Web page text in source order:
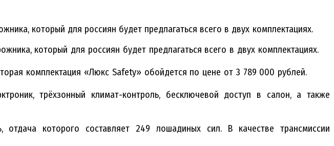
который для россиян будет предлагаться всего в двух комплектациях.
который для россиян будет предлагаться всего в двух комплектациях.
комплектация «Люкс Safety» обойдется по цене от 3 789 000 рублей.
трёхзонный климат-контроль, бесключевой доступ в салон, а также
которого составляет 249 лошадиных сил. В качестве трансмиссии